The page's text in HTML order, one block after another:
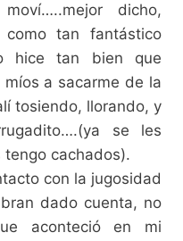
dicho,
tan fantástico
hice tan bien que
a sacarme de la
tosiendo, llorando, y
se les
cachados).
con la jugosidad
dado cuenta, no
aconteció en mi